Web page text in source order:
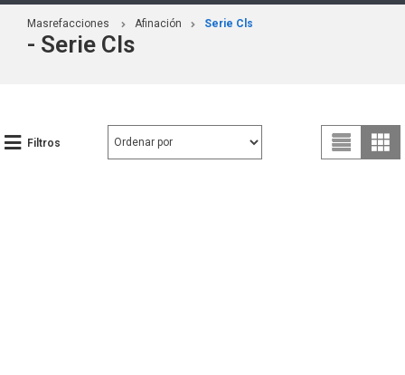
Masrefacciones Afinación Serie Cls
- Serie Cls
Filtros